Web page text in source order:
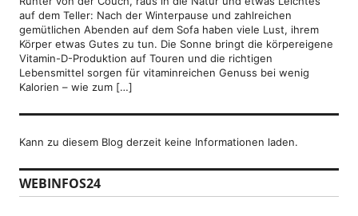
auf dem Teller: Nach der Winterpause und zahlreichen
gemütlichen Abenden auf dem Sofa haben viele Lust, ihrem
Körper etwas Gutes zu tun. Die Sonne bringt die körpereigene
Vitamin-D-Produktion auf Touren und die richtigen
Lebensmittel sorgen für vitaminreichen Genuss bei wenig
Kalorien – wie zum […]
Kann zu diesem Blog derzeit keine Informationen laden.
WEBINFOS24